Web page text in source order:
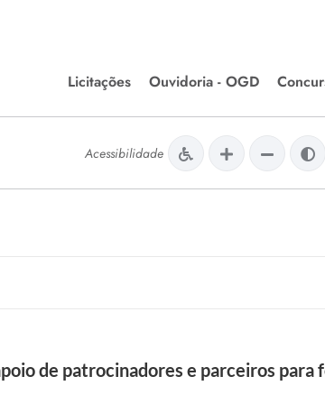
Licitações
Editais de Licitações
Chamamentos Públicos
Ouvidoria - OGD
Meio Ambiente
Diário Oficial
Acessibilidade
de patrocinadores e parceiros